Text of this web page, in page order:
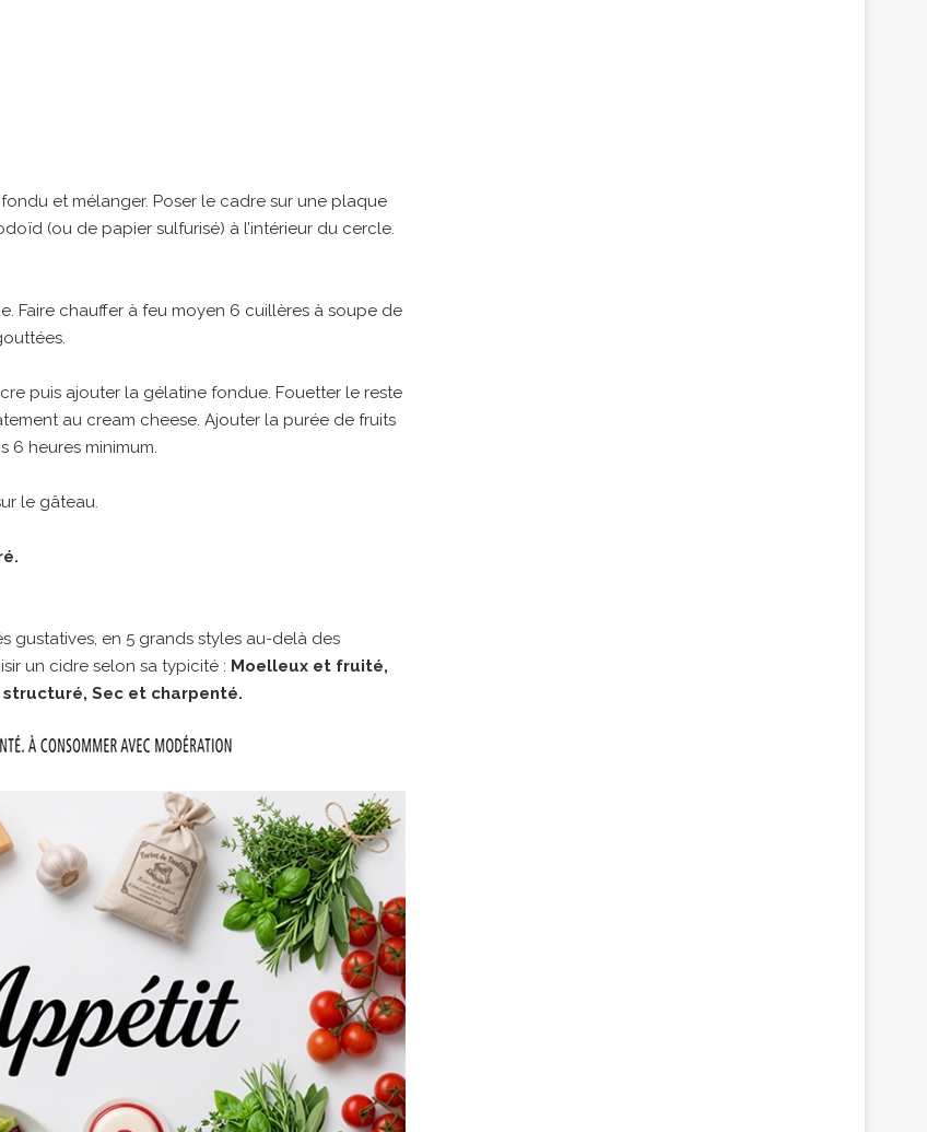
et mélanger. Poser le cadre sur une plaque
(ou de papier sulfurisé) à l’intérieur du cercle.
Faire chauffer à feu moyen 6 cuillères à soupe de
puis ajouter la gélatine fondue. Fouetter le reste
au cream cheese. Ajouter la purée de fruits
6 heures minimum.
le gâteau.
gustatives, en 5 grands styles au-delà des
un cidre selon sa typicité : Moelleux et fruité,
Sec et charpenté.